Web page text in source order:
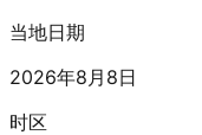
当地日期
2026年8月8日
时区